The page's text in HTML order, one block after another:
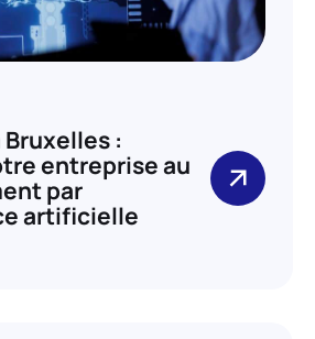
Bruxelles :
entreprise au
par
artificielle